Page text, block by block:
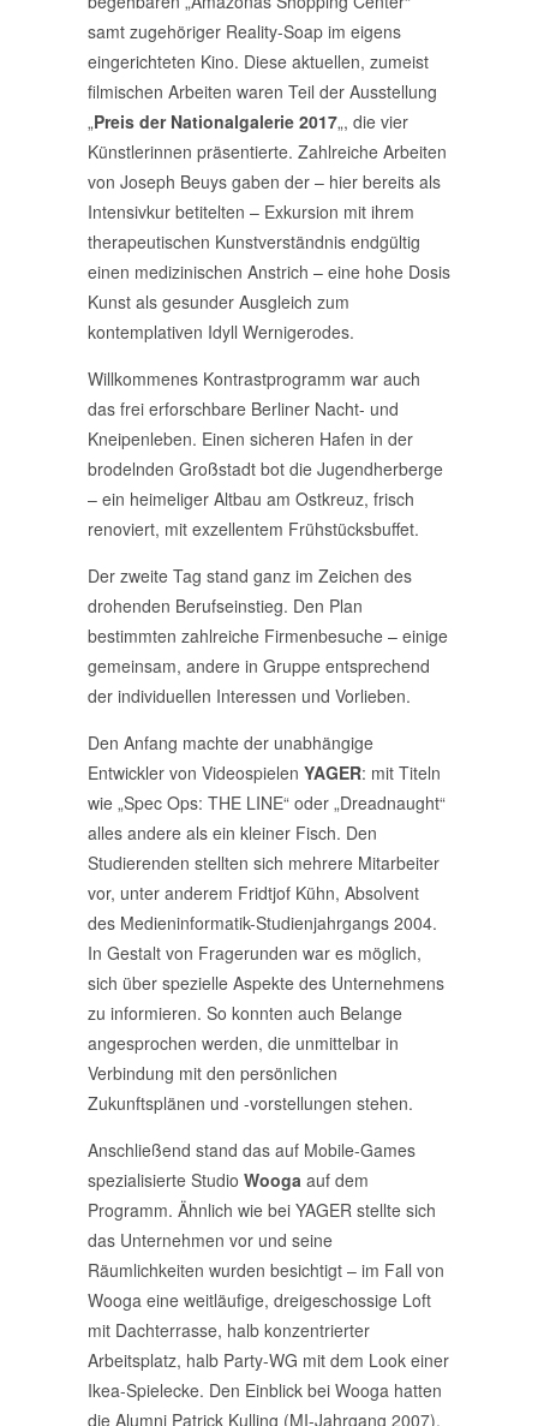
samt zugehöriger Reality-Soap im eigens
eingerichteten Kino. Diese aktuellen, zumeist
filmischen Arbeiten waren Teil der Ausstellung
„Preis der Nationalgalerie 2017„, die vier
Künstlerinnen präsentierte. Zahlreiche Arbeiten
von Joseph Beuys gaben der – hier bereits als
Intensivkur betitelten – Exkursion mit ihrem
therapeutischen Kunstverständnis endgültig
einen medizinischen Anstrich – eine hohe Dosis
Kunst als gesunder Ausgleich zum
kontemplativen Idyll Wernigerodes.
Willkommenes Kontrastprogramm war auch
das frei erforschbare Berliner Nacht- und
Kneipenleben. Einen sicheren Hafen in der
brodelnden Großstadt bot die Jugendherberge
– ein heimeliger Altbau am Ostkreuz, frisch
renoviert, mit exzellentem Frühstücksbuffet.
Der zweite Tag stand ganz im Zeichen des
drohenden Berufseinstieg. Den Plan
bestimmten zahlreiche Firmenbesuche – einige
gemeinsam, andere in Gruppe entsprechend
der individuellen Interessen und Vorlieben.
Den Anfang machte der unabhängige
Entwickler von Videospielen YAGER: mit Titeln
wie „Spec Ops: THE LINE“ oder „Dreadnaught“
alles andere als ein kleiner Fisch. Den
Studierenden stellten sich mehrere Mitarbeiter
vor, unter anderem Fridtjof Kühn, Absolvent
des Medieninformatik-Studienjahrgangs 2004.
In Gestalt von Fragerunden war es möglich,
sich über spezielle Aspekte des Unternehmens
zu informieren. So konnten auch Belange
angesprochen werden, die unmittelbar in
Verbindung mit den persönlichen
Zukunftsplänen und -vorstellungen stehen.
Anschließend stand das auf Mobile-Games
spezialisierte Studio Wooga auf dem
Programm. Ähnlich wie bei YAGER stellte sich
das Unternehmen vor und seine
Räumlichkeiten wurden besichtigt – im Fall von
Wooga eine weitläufige, dreigeschossige Loft
mit Dachterrasse, halb konzentrierter
Arbeitsplatz, halb Party-WG mit dem Look einer
Ikea-Spielecke. Den Einblick bei Wooga hatten
die Alumni Patrick Kulling (MI-Jahrgang 2007),